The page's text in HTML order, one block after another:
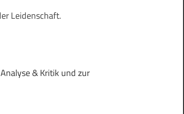
Leidenschaft.
& Kritik und zur